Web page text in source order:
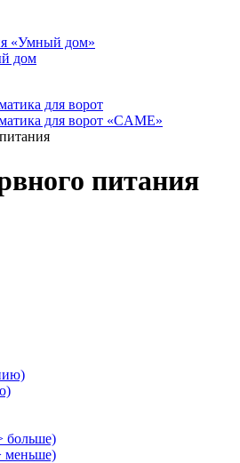
«Умный дом»
дом
для ворот
для ворот «CAME»
питания
больше)
меньше)